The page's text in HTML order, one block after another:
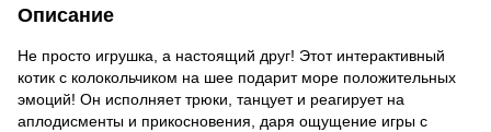
Описание
Не просто игрушка, а настоящий друг! Этот интерактивный
котик с колокольчиком на шее подарит море положительных
эмоций! Он исполняет трюки, танцует и реагирует на
аплодисменты и прикосновения, даря ощущение игры с